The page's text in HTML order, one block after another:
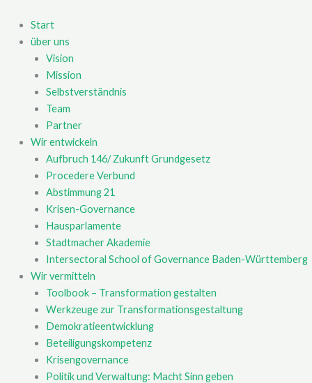
Inhalt
springen
Start
über uns
Vision
Mission
Selbstverständnis
Team
Partner
Wir entwickeln
Aufbruch 146/ Zukunft Grundgesetz
Procedere Verbund
Abstimmung 21
Krisen-Governance
Hausparlamente
Stadtmacher Akademie
Intersectoral School of Governance Baden-Württemberg
Wir vermitteln
Toolbook – Transformation gestalten
Werkzeuge zur Transformationsgestaltung
Demokratieentwicklung
Beteiligungskompetenz
Krisengovernance
Politik und Verwaltung: Macht Sinn geben